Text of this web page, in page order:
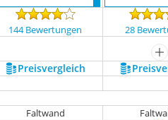
144 Bewertungen 28
Preis­vergleich
Faltwand